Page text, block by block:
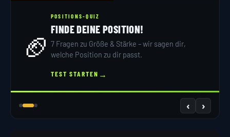
🏈
POSITIONS-QUIZ
FINDE DEINE POSITION!
7 Fragen zu Größe & Stärke – wir sagen dir,
welche Position zu dir passt.
TEST STARTEN →
‹ ›